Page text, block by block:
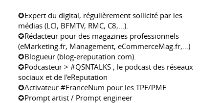
✪Expert du digital, régulièrement sollicité par les
médias (LCI, BFMTV, RMC, C8,...).
✪Rédacteur pour des magazines professionnels
(eMarketing.fr, Management, eCommerceMag.fr,...)
✪Blogueur (blog-ereputation.com).
✪Podcasteur > #QSNTALKS , le podcast des réseaux
sociaux et de l'eReputation
✪Activateur #FranceNum pour les TPE/PME
✪Prompt artist / Prompt engineer